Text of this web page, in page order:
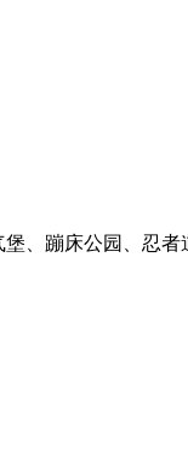
、蹦床公园、忍者